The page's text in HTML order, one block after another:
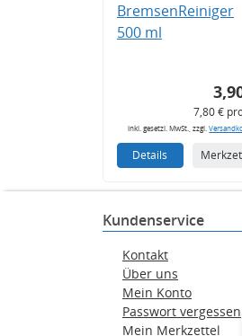
BremsenReiniger
500 ml
7,80 €
inkl. gesetzl. MwSt., zzgl.
Details
Kundenservice
Kontakt
Über uns
Mein Konto
Passwort vergessen
Mein Merkzettel